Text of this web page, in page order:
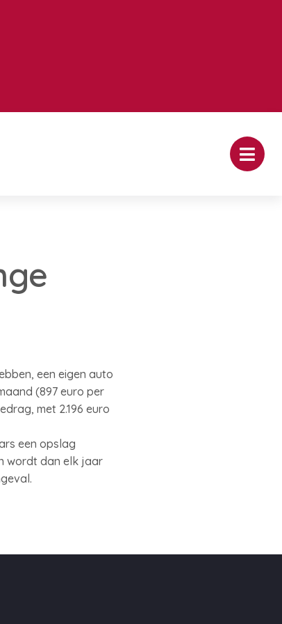
een eigen auto
(897 euro per
met 2.196 euro
een opslag
wordt dan elk jaar